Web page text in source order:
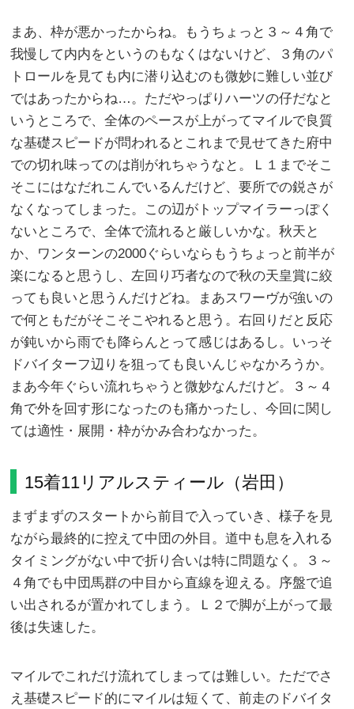
まあ、枠が悪かったからね。もうちょっと３～４角で
我慢して内内をというのもなくはないけど、３角のパ
トロールを見ても内に潜り込むのも微妙に難しい並び
ではあったからね…。ただやっぱりハーツの仔だなと
いうところで、全体のペースが上がってマイルで良質
な基礎スピードが問われるとこれまで見せてきた府中
での切れ味ってのは削がれちゃうなと。Ｌ１までそこ
そこにはなだれこんでいるんだけど、要所での鋭さが
なくなってしまった。この辺がトップマイラーっぽく
ないところで、全体で流れると厳しいかな。秋天と
か、ワンターンの2000ぐらいならもうちょっと前半が
楽になると思うし、左回り巧者なので秋の天皇賞に絞
っても良いと思うんだけどね。まあスワーヴが強いの
で何ともだがそこそこやれると思う。右回りだと反応
が鈍いから雨でも降らんとって感じはあるし。いっそ
ドバイターフ辺りを狙っても良いんじゃなかろうか。
まあ今年ぐらい流れちゃうと微妙なんだけど。３～４
角で外を回す形になったのも痛かったし、今回に関し
ては適性・展開・枠がかみ合わなかった。
15着11リアルスティール（岩田）
まずまずのスタートから前目で入っていき、様子を見
ながら最終的に控えて中団の外目。道中も息を入れる
タイミングがない中で折り合いは特に問題なく。３～
４角でも中団馬群の中目から直線を迎える。序盤で追
い出されるが置かれてしまう。Ｌ２で脚が上がって最
後は失速した。
マイルでこれだけ流れてしまっては難しい。ただでさ
え基礎スピード的にマイルは短くて、前走のドバイタ